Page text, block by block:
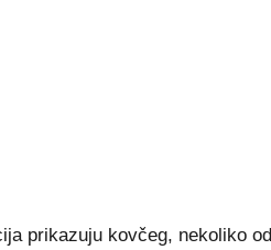
prikazuju kovčeg, nekoliko